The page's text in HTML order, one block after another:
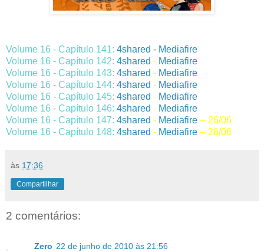
Volume 16 - Capítulo 141: 4shared - Mediafire
Volume 16 - Capítulo 142: 4shared - Mediafire
Volume 16 - Capítulo 143: 4shared - Mediafire
Volume 16 - Capítulo 144: 4shared - Mediafire
Volume 16 - Capítulo 145: 4shared - Mediafire
Volume 16 - Capítulo 146: 4shared - Mediafire
Volume 16 - Capítulo 147: 4shared - Mediafire -- 26/06
Volume 16 - Capítulo 148: 4shared - Mediafire -- 26/06
às 17:36
Compartilhar
2 comentários:
Zero 22 de junho de 2010 às 21:56